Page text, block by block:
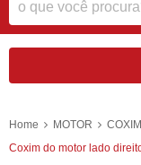
Home MOTOR
Coxim do motor lado